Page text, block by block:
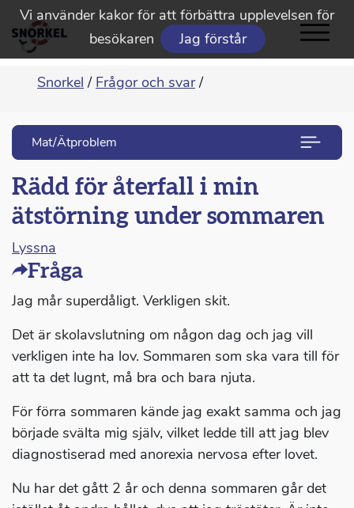
Vi använder kakor för att förbättra upplevelsen för
besökaren
Jag förstår
Snorkel / Frågor och svar /
Mat/Ätproblem
Rädd för återfall i min
ätstörning under sommaren
Lyssna
Fråga
Jag mår superdåligt. Verkligen skit.
Det är skolavslutning om någon dag och jag vill
verkligen inte ha lov. Sommaren som ska vara till för
att ta det lugnt, må bra och bara njuta.
För förra sommaren kände jag exakt samma och jag
började svälta mig själv, vilket ledde till att jag blev
diagnostiserad med anorexia nervosa efter lovet.
Nu har det gått 2 år och denna sommaren går det